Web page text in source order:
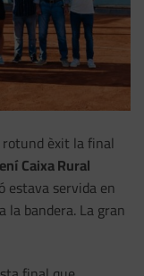
rotund èxit la final
Caixa Rural
estava servida en
la bandera. La gran